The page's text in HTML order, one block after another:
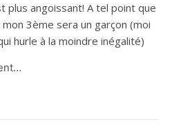
plus angoissant! A tel point que
mon 3ème sera un garçon (moi
hurle à la moindre inégalité)